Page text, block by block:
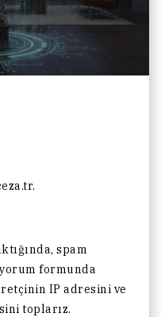
spam
formunda
IP adresini ve
toplarız.